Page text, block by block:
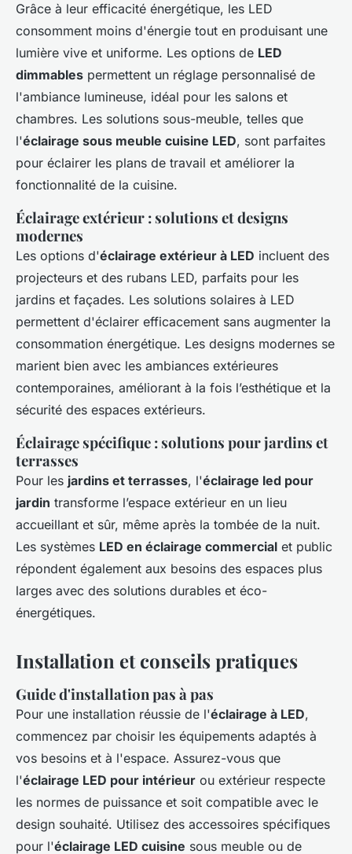
Grâce à leur efficacité énergétique, les LED
consomment moins d'énergie tout en produisant une
lumière vive et uniforme. Les options de LED
dimmables permettent un réglage personnalisé de
l'ambiance lumineuse, idéal pour les salons et
chambres. Les solutions sous-meuble, telles que
l'éclairage sous meuble cuisine LED, sont parfaites
pour éclairer les plans de travail et améliorer la
fonctionnalité de la cuisine.
Éclairage extérieur : solutions et designs
modernes
Les options d'éclairage extérieur à LED incluent des
projecteurs et des rubans LED, parfaits pour les
jardins et façades. Les solutions solaires à LED
permettent d'éclairer efficacement sans augmenter la
consommation énergétique. Les designs modernes se
marient bien avec les ambiances extérieures
contemporaines, améliorant à la fois l’esthétique et la
sécurité des espaces extérieurs.
Éclairage spécifique : solutions pour jardins et
terrasses
Pour les jardins et terrasses, l'éclairage led pour
jardin transforme l’espace extérieur en un lieu
accueillant et sûr, même après la tombée de la nuit.
Les systèmes LED en éclairage commercial et public
répondent également aux besoins des espaces plus
larges avec des solutions durables et éco-
énergétiques.
Installation et conseils pratiques
Guide d'installation pas à pas
Pour une installation réussie de l'éclairage à LED,
commencez par choisir les équipements adaptés à
vos besoins et à l'espace. Assurez-vous que
l'éclairage LED pour intérieur ou extérieur respecte
les normes de puissance et soit compatible avec le
design souhaité. Utilisez des accessoires spécifiques
pour l'éclairage LED cuisine sous meuble ou de